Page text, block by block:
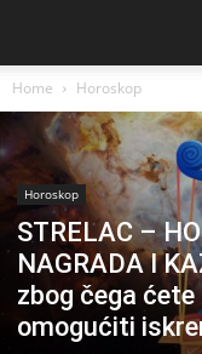
Home Horoskop
Horoskop
STRELAC –
NAGRADA I
zbog čega
omogućiti